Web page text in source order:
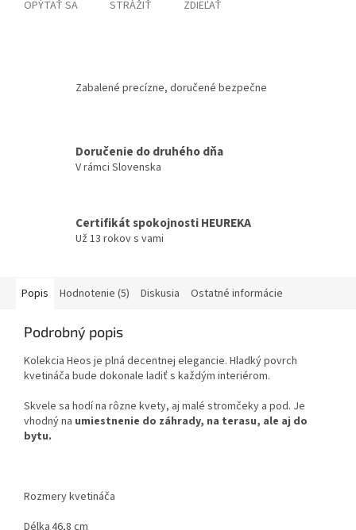
OPÝTAŤ SA STRÁŽIŤ ZDIEĽAŤ
Zabalené precízne, doručené bezpečne
Doručenie do druhého dňa
V rámci Slovenska
Certifikát spokojnosti HEUREKA
Už 13 rokov s vami
Popis Hodnotenie (5) Diskusia Ostatné informácie
Podrobný popis
Kolekcia Heos je plná decentnej elegancie. Hladký povrch
kvetináča bude dokonale ladiť s každým interiérom.
Skvele sa hodí na rôzne kvety, aj malé stromčeky a pod. Je
vhodný na umiestnenie do záhrady, na terasu, ale aj do
bytu.
Rozmery kvetináča
Délka46,8 cm